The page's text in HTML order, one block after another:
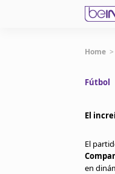
Home >
Fútbol
El
El
en